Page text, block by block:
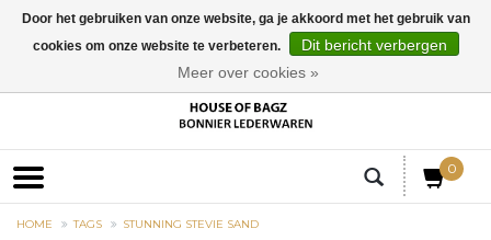
0
HOME TAGS STUNNING STEVIE SAND
Door het gebruiken van onze website, ga je akkoord met het gebruik van
cookies om onze website te verbeteren.
Dit bericht verbergen
Meer over cookies »